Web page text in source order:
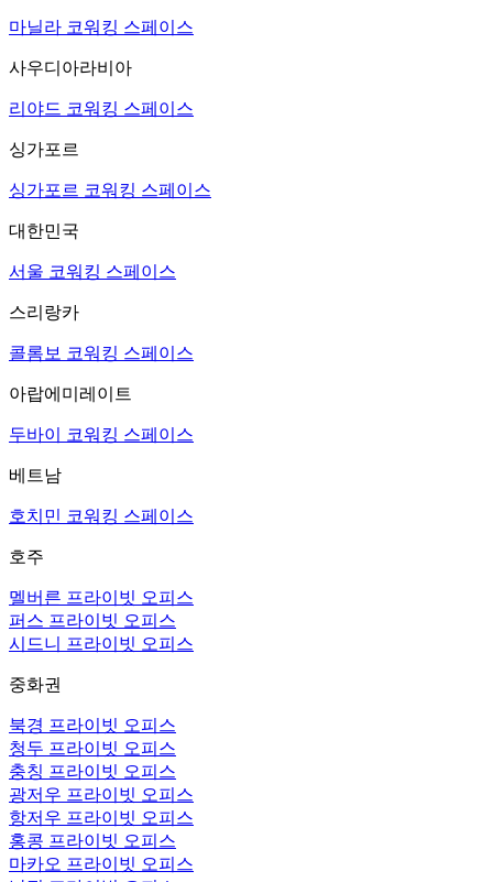
마닐라 코워킹 스페이스
사우디아라비아
리야드 코워킹 스페이스
싱가포르
싱가포르 코워킹 스페이스
대한민국
서울 코워킹 스페이스
스리랑카
콜롬보 코워킹 스페이스
아랍에미레이트
두바이 코워킹 스페이스
베트남
호치민 코워킹 스페이스
호주
멜버른 프라이빗 오피스
퍼스 프라이빗 오피스
시드니 프라이빗 오피스
중화권
북경 프라이빗 오피스
청두 프라이빗 오피스
충칭 프라이빗 오피스
광저우 프라이빗 오피스
항저우 프라이빗 오피스
홍콩 프라이빗 오피스
마카오 프라이빗 오피스